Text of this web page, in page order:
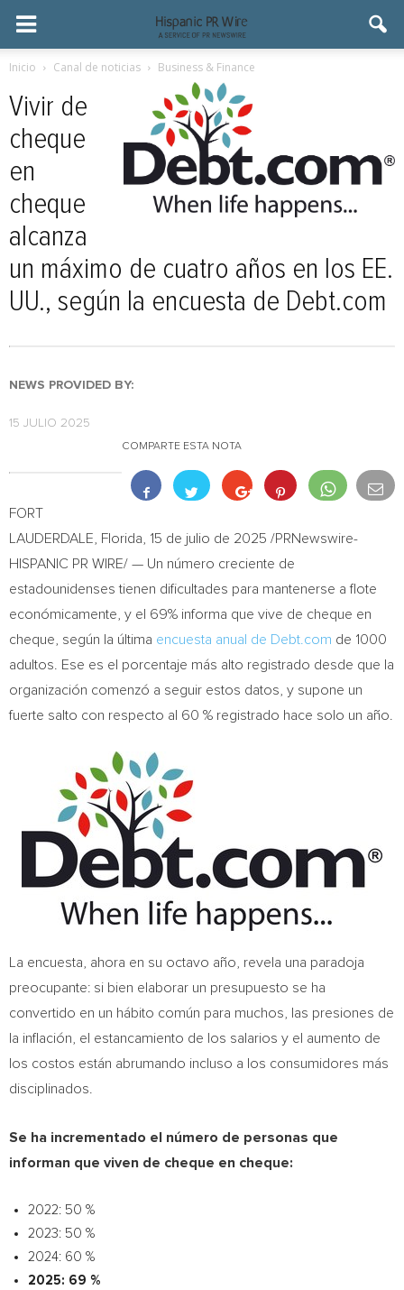
Inicio Canal de noticias Business & Finance
Vivir de
cheque
en
cheque
alcanza
un máximo de cuatro años en los EE.
UU., según la encuesta de Debt.com
NEWS PROVIDED BY:
15 JULIO 2025
COMPARTE ESTA NOTA
FORT
LAUDERDALE, Florida
15 de julio de 2025 /PRNewswire-
HISPANIC PR WIRE/ — Un número creciente de
estadounidenses tienen dificultades para mantenerse a flote
económicamente, y el 69% informa que vive de cheque en
cheque, según la última encuesta anual de Debt.com de 1000
adultos. Ese es el porcentaje más alto registrado desde que la
organización comenzó a seguir estos datos, y supone un
fuerte salto con respecto al 60 % registrado hace solo un año.
La encuesta, ahora en su octavo año, revela una paradoja
preocupante: si bien elaborar un presupuesto se ha
convertido en un hábito común para muchos, las presiones de
la inflación, el estancamiento de los salarios y el aumento de
los costos están abrumando incluso a los consumidores más
disciplinados.
Se ha incrementado el número de personas que
informan que viven de cheque en cheque:
2022: 50 %
2023: 50 %
2024: 60 %
2025: 69 %